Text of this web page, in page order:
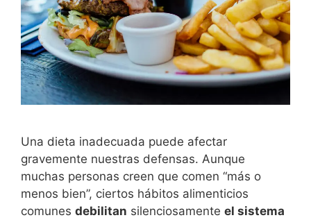
Una dieta inadecuada puede afectar
gravemente nuestras defensas. Aunque
muchas personas creen que comen “más o
menos bien”, ciertos hábitos alimenticios
comunes debilitan silenciosamente el sistema